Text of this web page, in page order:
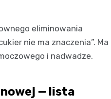
eliminowania
nie ma znaczenia”. Ma
i nadwadze.
— lista